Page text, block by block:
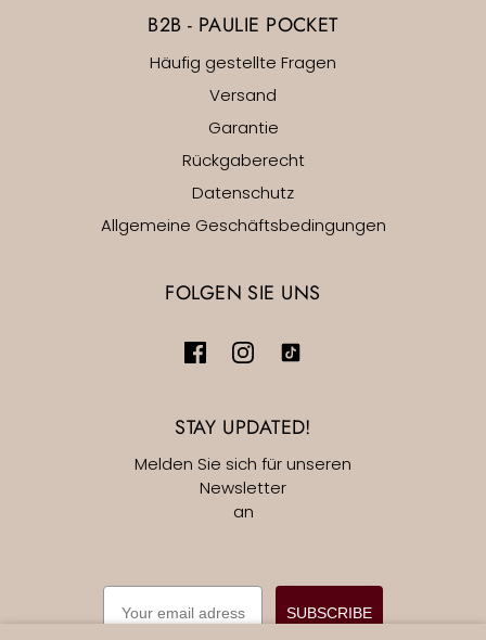
B2B - PAULIE POCKET
Häufig gestellte Fragen
Versand
Garantie
Rückgaberecht
Datenschutz
Allgemeine Geschäftsbedingungen
FOLGEN SIE UNS
STAY UPDATED!
Melden Sie sich für unseren
Newsletter
an
EMAIL
SUBSCRIBE